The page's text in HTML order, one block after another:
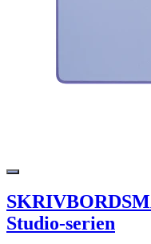
Studio-serien